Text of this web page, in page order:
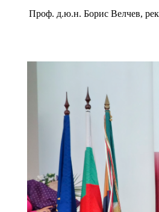
Проф. д.ю.н. Борис Велчев,